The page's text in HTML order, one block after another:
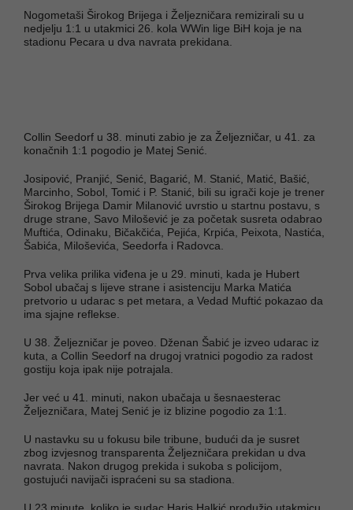
Nogometaši Širokog Brijega i Željezničara remizirali su u
nedjelju 1:1 u utakmici 26. kola WWin lige BiH koja je na
stadionu Pecara u dva navrata prekidana.
Collin Seedorf u 38. minuti zabio je za Željezničar, u 41. za
konačnih 1:1 pogodio je Matej Senić.
Josipović, Pranjić, Senić, Bagarić, M. Stanić, Matić, Bašić,
Marcinho, Sobol, Tomić i P. Stanić, bili su igrači koje je trener
Širokog Brijega Damir Milanović uvrstio u startnu postavu, s
druge strane, Savo Milošević je za početak susreta odabrao
Muftića, Odinaku, Bičakčića, Pejića, Krpića, Peixota, Nastića,
Šabića, Miloševića, Seedorfa i Radovca.
Prva velika prilika viđena je u 29. minuti, kada je Hubert
Sobol ubačaj s lijeve strane i asistenciju Marka Matića
pretvorio u udarac s pet metara, a Vedad Muftić pokazao da
ima sjajne reflekse.
U 38. Željezničar je poveo. Dženan Šabić je izveo udarac iz
kuta, a Collin Seedorf na drugoj vratnici pogodio za radost
gostiju koja ipak nije potrajala.
Jer već u 41. minuti, nakon ubačaja u šesnaesterac
Željezničara, Matej Senić je iz blizine pogodio za 1:1.
U nastavku su u fokusu bile tribune, budući da je susret
zbog izvjesnog transparenta Željezničara prekidan u dva
navrata. Nakon drugog prekida i sukoba s policijom,
gostujući navijači ispraćeni su sa stadiona.